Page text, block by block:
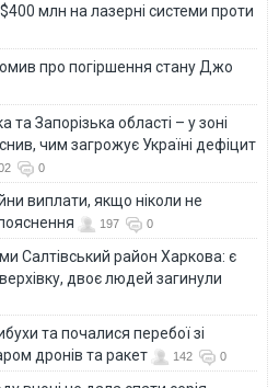
млн на лазерні системи проти
про погіршення стану Джо
Запорізька області – у зоні
чим загрожує Україні дефіцит
0
виплати, якщо ніколи не
197 0
Салтівський район Харкова: є
двоє людей загинули
та почалися перебої зі
дронів та ракет
142 0